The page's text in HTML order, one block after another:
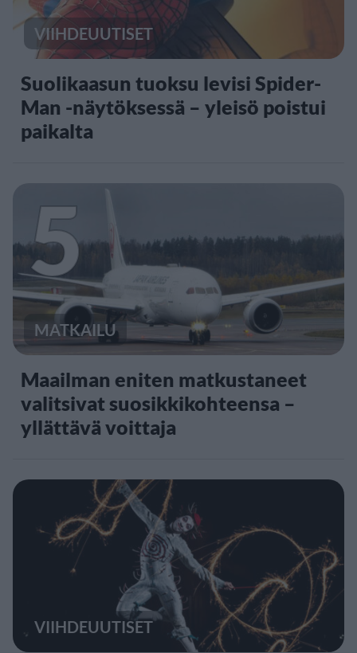
VIIHDEUUTISET
Suolikaasun tuoksu levisi Spider-
Man -näytöksessä – yleisö poistui
paikalta
5
MATKAILU
Maailman eniten matkustaneet
valitsivat suosikkikohteensa –
yllättävä voittaja
VIIHDEUUTISET